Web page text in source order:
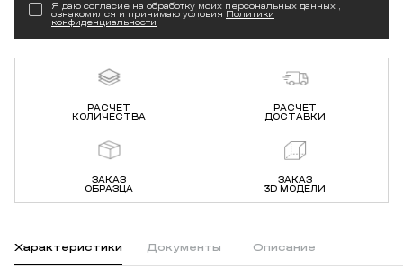
Я даю согласие на обработку моих персональных данных ,
ознакомился и принимаю условия Политики
конфиденциальности
РАСЧЕТ
КОЛИЧЕСТВА
РАСЧЕТ
ДОСТАВКИ
ЗАКАЗ
ОБРАЗЦА
ЗАКАЗ
3D МОДЕЛИ
Характеристики Документы Описание